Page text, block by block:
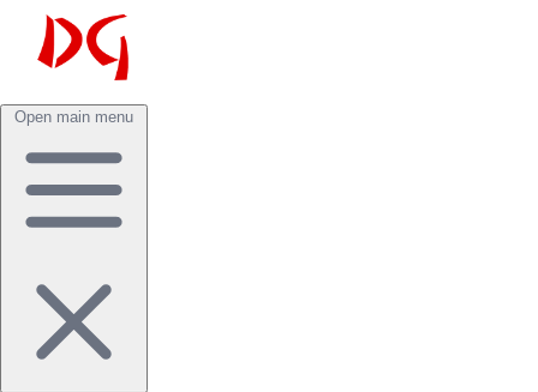
Open main menu